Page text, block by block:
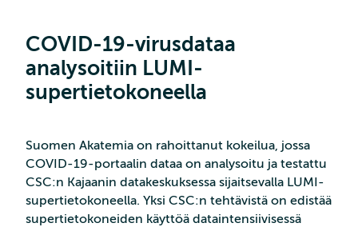
COVID-19-virusdataa
analysoitiin LUMI-
supertietokoneella
Suomen Akatemia on rahoittanut kokeilua, jossa
COVID-19-portaalin dataa on analysoitu ja testattu
CSC:n Kajaanin datakeskuksessa sijaitsevalla LUMI-
supertietokoneella. Yksi CSC:n tehtävistä on edistää
supertietokoneiden käyttöä dataintensiivisessä